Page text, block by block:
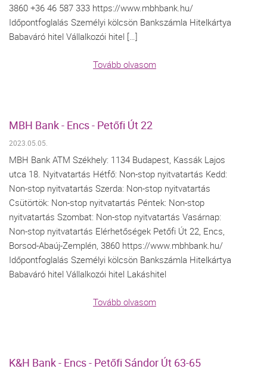
3860 +36 46 587 333 https://www.mbhbank.hu/
Időpontfoglalás Személyi kölcsön Bankszámla Hitelkártya
Babaváró hitel Vállalkozói hitel […]
Tovább olvasom
MBH Bank - Encs - Petőfi Út 22
2023.05.05.
MBH Bank ATM Székhely: 1134 Budapest, Kassák Lajos
utca 18. Nyitvatartás Hétfő: Non-stop nyitvatartás Kedd:
Non-stop nyitvatartás Szerda: Non-stop nyitvatartás
Csütörtök: Non-stop nyitvatartás Péntek: Non-stop
nyitvatartás Szombat: Non-stop nyitvatartás Vasárnap:
Non-stop nyitvatartás Elérhetőségek Petőfi Út 22, Encs,
Borsod-Abaúj-Zemplén, 3860 https://www.mbhbank.hu/
Időpontfoglalás Személyi kölcsön Bankszámla Hitelkártya
Babaváró hitel Vállalkozói hitel Lakáshitel
Tovább olvasom
K&H Bank - Encs - Petőfi Sándor Út 63-65